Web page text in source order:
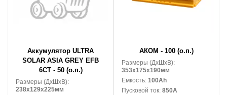
Аккумулятор ULTRA
SOLAR ASIA GREY EFB
6СТ - 50 (о.п.)
Размеры (ДxШxВ):
238x129x225мм
АКОМ - 100 (о.п.)
Размеры (ДxШxВ):
353x175x190мм
Емкость: 100Ah
Пусковой ток: 850A